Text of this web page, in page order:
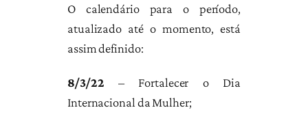
O calendário para o período,
atualizado até o momento, está
assim definido:
8/3/22 – Fortalecer o Dia
Internacional da Mulher;